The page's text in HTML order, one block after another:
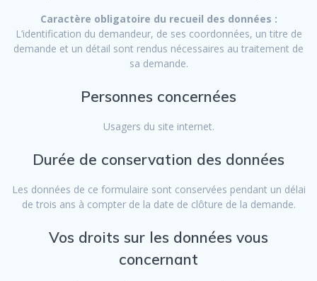
Caractère obligatoire du recueil des données :
L’identification du demandeur, de ses coordonnées, un titre de
demande et un détail sont rendus nécessaires au traitement de
sa demande.
Personnes concernées
Usagers du site internet.
Durée de conservation des données
Les données de ce formulaire sont conservées pendant un délai
de trois ans à compter de la date de clôture de la demande.
Vos droits sur les données vous
concernant